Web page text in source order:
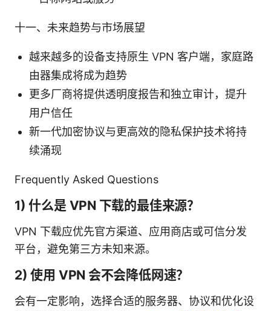
十一、未来趋势与市场展望
越来越多的设备支持原生 VPN 客户端，家庭路
由器集成将成为趋势
更多厂商将提供透明度报告和独立审计，提升
用户信任
新一代加密协议与更高效的隐私保护技术将持
续涌现
Frequently Asked Questions
1) 什么是 VPN 下载的最佳来源？
VPN 下载应优先官方渠道、应用商店或可信分发
平台，避免第三方未知来源。
2) 使用 VPN 会不会降低网速？
会有一定影响，选择合适的服务器、协议和优化设